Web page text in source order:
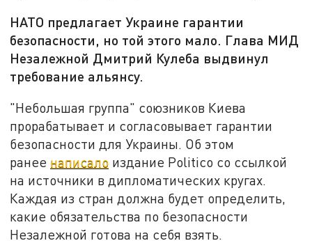
НАТО предлагает Украине гарантии
безопасности, но той этого мало. Глава МИД
Незалежной Дмитрий Кулеба выдвинул
требование альянсу.
"Небольшая группа" союзников Киева
прорабатывает и согласовывает гарантии
безопасности для Украины. Об этом
ранее написало издание Politico со ссылкой
на источники в дипломатических кругах.
Каждая из стран должна будет определить,
какие обязательства по безопасности
Незалежной готова на себя взять.